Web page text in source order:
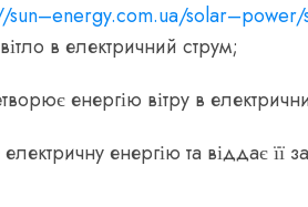
sun–energy.com.ua/
в електричний струм;
енергію вітру в
енергію та віддає її